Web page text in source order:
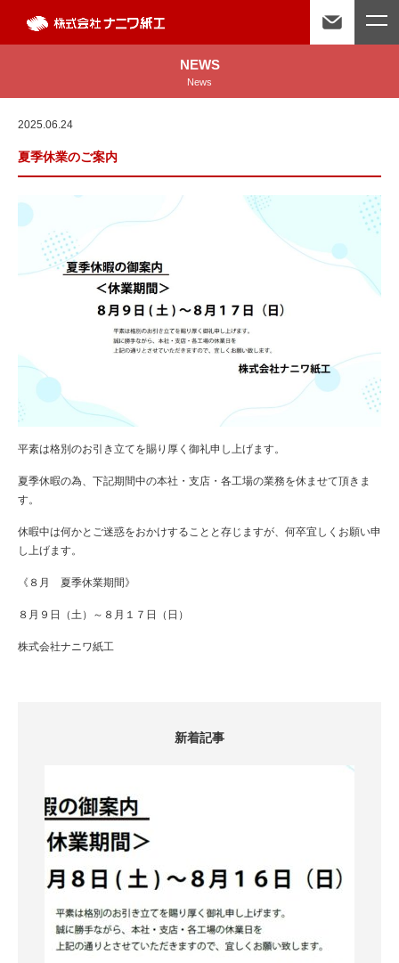
NEWS
News
2025.06.24
夏季休業のご案内
平素は格別のお引き立てを賜り厚く御礼申し上げます。
夏季休暇の為、下記期間中の本社・支店・各工場の業務を休ませて頂きま
す。
休暇中は何かとご迷惑をおかけすることと存じますが、何卒宜しくお願い申
し上げます。
《８月 夏季休業期間》
８月９日（土）～８月１７日（日）
株式会社ナニワ紙工
新着記事